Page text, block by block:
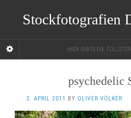
Stockfotografien
HIER GIBTS DIE
psychedelic
2. APRIL 2011 BY OLIVER VÖLKER ·